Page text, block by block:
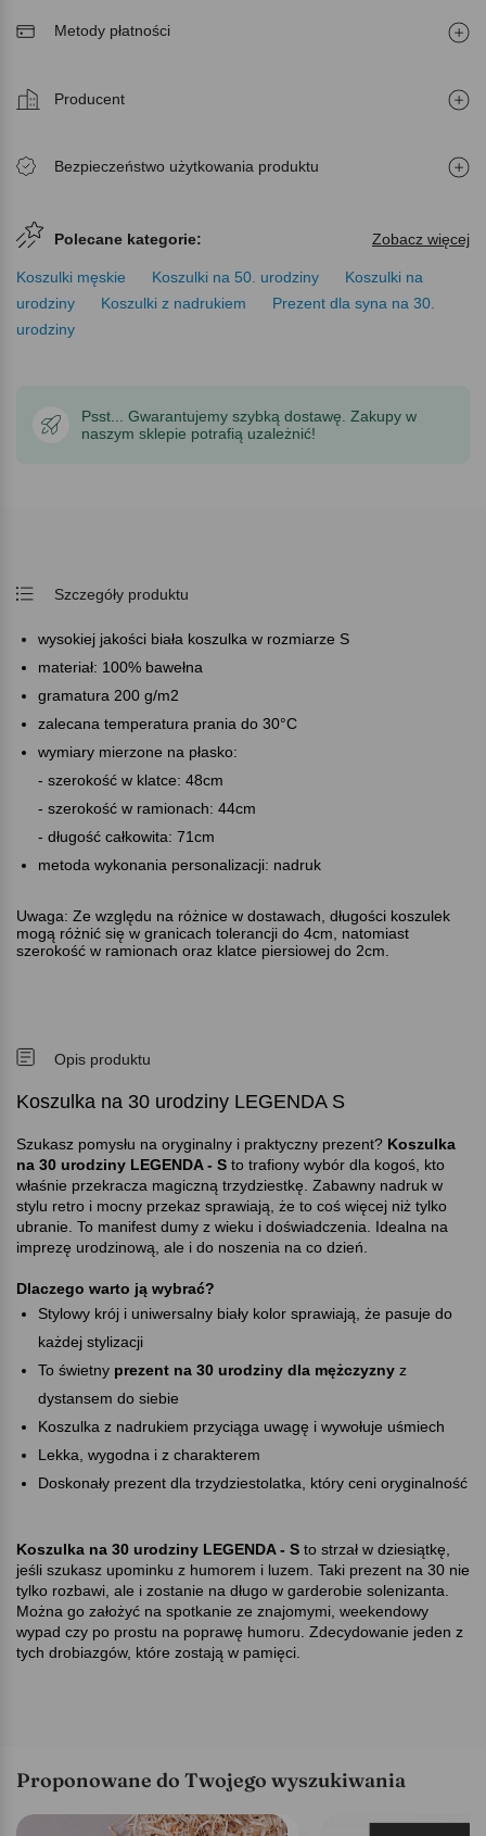
Metody płatności
Producent
Bezpieczeństwo użytkowania produktu
Polecane kategorie: Zobacz więcej
Koszulki męskie Koszulki na 50. urodziny
Koszulki na
urodziny
Koszulki z nadrukiem
Prezent dla syna na 30.
urodziny
Psst... Gwarantujemy szybką dostawę. Zakupy w
naszym sklepie potrafią uzależnić!
Szczegóły produktu
wysokiej jakości biała koszulka w rozmiarze S
materiał: 100% bawełna
gramatura 200 g/m2
zalecana temperatura prania do 30°C
wymiary mierzone na płasko:
- szerokość w klatce: 48cm
- szerokość w ramionach: 44cm
- długość całkowita: 71cm
metoda wykonania personalizacji: nadruk
Uwaga: Ze względu na różnice w dostawach, długości koszulek
mogą różnić się w granicach tolerancji do 4cm, natomiast
szerokość w ramionach oraz klatce piersiowej do 2cm.
Opis produktu
Koszulka na 30 urodziny LEGENDA S
Szukasz pomysłu na oryginalny i praktyczny prezent Koszulka
na 30 urodziny LEGENDA - S to trafiony wybór dla kogoś, kto
właśnie przekracza magiczną trzydziestkę. Zabawny nadruk w
stylu retro i mocny przekaz sprawiają, że to coś więcej niż tylko
ubranie. To manifest dumy z wieku i doświadczenia. Idealna na
imprezę urodzinową, ale i do noszenia na co dzień.
Dlaczego warto ją wybrać
Stylowy krój i uniwersalny biały kolor sprawiają, że pasuje do
każdej stylizacji
To świetny prezent na 30 urodziny dla mężczyzny z
dystansem do siebie
Koszulka z nadrukiem przyciąga uwagę i wywołuje uśmiech
Lekka, wygodna i z charakterem
Doskonały prezent dla trzydziestolatka, który ceni oryginalność
Koszulka na 30 urodziny LEGENDA - S to strzał w dziesiątkę,
jeśli szukasz upominku z humorem i luzem. Taki prezent na 30 nie
tylko rozbawi, ale i zostanie na długo w garderobie solenizanta.
Można go założyć na spotkanie ze znajomymi, weekendowy
wypad czy po prostu na poprawę humoru. Zdecydowanie jeden z
tych drobiazgów, które zostają w pamięci.
Proponowane do Twojego wyszukiwania